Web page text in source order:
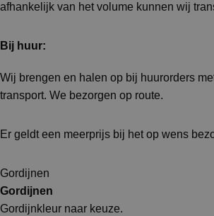
afhankelijk van het volume kunnen wij
Bij huur:
Wij brengen en halen op bij huurorders
transport. We bezorgen op route.
Er geldt een meerprijs bij het op wens
Gordijnen
Gordijnen
Gordijnkleur naar keuze.